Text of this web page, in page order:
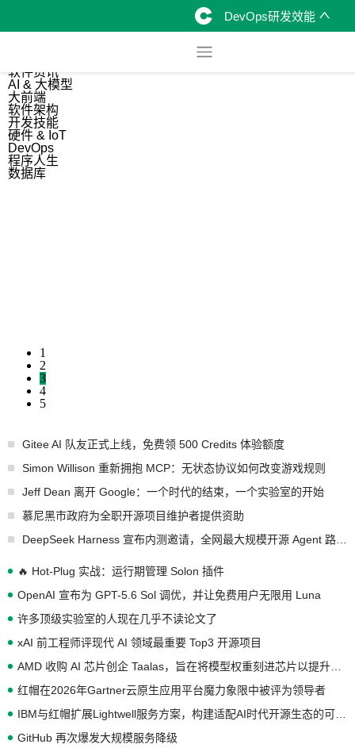
DevOps研发效能
软件资讯
AI & 大模型
大前端
软件架构
开发技能
硬件 & IoT
DevOps
程序人生
数据库
1
2
3
4
5
Gitee AI 队友正式上线，免费领 500 Credits 体验额度
Simon Willison 重新拥抱 MCP：无状态协议如何改变游戏规则
Jeff Dean 离开 Google：一个时代的结束，一个实验室的开始
慕尼黑市政府为全职开源项目维护者提供资助
🔥 Hot-Plug 实战：运行期管理 Solon 插件
OpenAI 宣布为 GPT-5.6 Sol 调优，并让免费用户无限用 Luna
许多顶级实验室的人现在几乎不读论文了
xAI 前工程师评现代 AI 领域最重要 Top3 开源项目
红帽在2026年Gartner云原生应用平台魔力象限中被评为领导者
GitHub 再次爆发大规模服务降级